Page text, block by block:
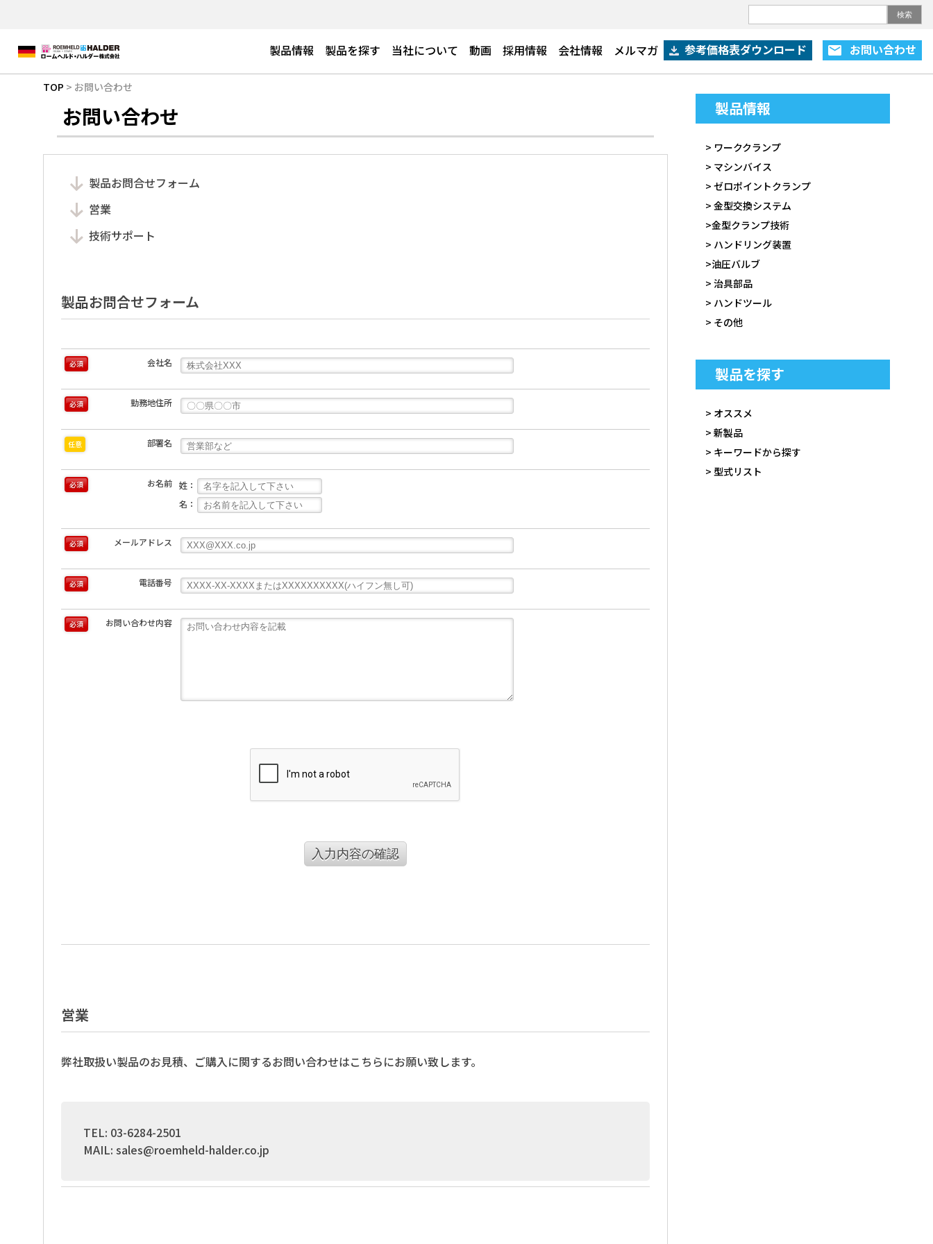
検索
製品情報 製品を探す 当社について 動画 採用情報 会社情報 メルマガ 参考価格表ダウンロード お問い合わせ
TOP お問い合わせ
お問い合わせ
製品お問合せフォーム
営業
技術サポート
製品お問合せフォーム
必須 会社名
必須 勤務地住所
任意 部署名
必須 お名前 姓：
名：
必須 メールアドレス
必須 電話番号
必須 お問い合わせ内容
入力内容の確認
営業
弊社取扱い製品のお見積、ご購入に関するお問い合わせはこちらにお願い致します。
TEL: 03-6284-2501
MAIL: sales@roemheld-halder.co.jp
製品情報
> ワーククランプ
> マシンバイス
> ゼロポイントクランプ
> 金型交換システム
>金型クランプ技術
> ハンドリング装置
>油圧バルブ
> 治具部品
> ハンドツール
> その他
製品を探す
> オススメ
> 新製品
> キーワードから探す
> 型式リスト